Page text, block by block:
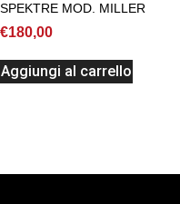
SPEKTRE MOD. MILLER
€180,00
Aggiungi al carrello